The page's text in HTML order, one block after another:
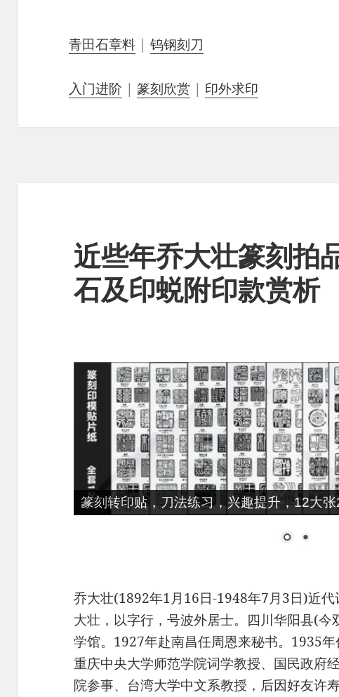
青田石章料 |钨钢刻刀
入门进阶 |篆刻欣赏 | 印外求印
近些年乔大壮篆刻拍
石及印蜕附印款赏析
篆刻转印贴，刀法练习，兴趣提升，12大张
乔大壮(1892年1月16日-1948年7月3日)近
大壮，以字行，号波外居士。四川华阳县(
学馆。1927年赴南昌任周恩来秘书。1935
重庆中央大学师范学院词学教授、国民政府
院参事、台湾大学中文系教授，后因好友许